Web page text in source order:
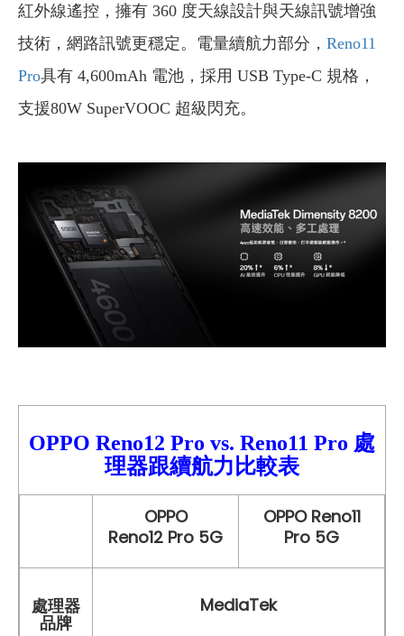
紅外線遙控，擁有 360 度天線設計與天線訊號增強
技術，網路訊號更穩定。電量續航力部分， Reno11
Pro具有 4,600mAh 電池，採用 USB Type-C 規格，
支援80W SuperVOOC 超級閃充。
OPPO Reno12 Pro vs. Reno11 Pro 處
理器跟續航力比較表
OPPO
Reno12 Pro 5G
OPPO Reno11
Pro 5G
處理器
品牌
MediaTek